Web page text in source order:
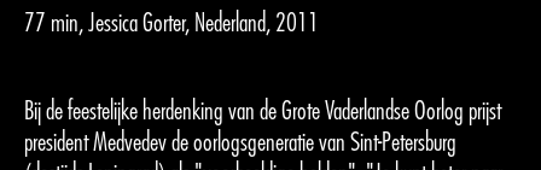
77 min, Jessica Gorter, Nederland, 2011
Bij de feestelijke herdenking van de Grote Vaderlandse Oorlog prijst
president Medvedev de oorlogsgeneratie van Sint-Petersburg